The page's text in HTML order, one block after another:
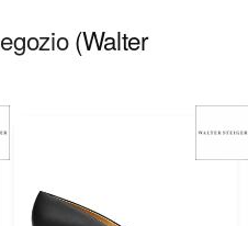
(Walter